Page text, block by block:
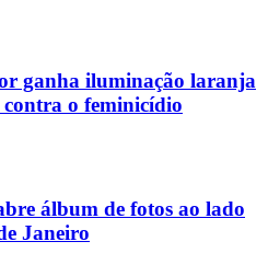
ganha iluminação laranja
contra o feminicídio
álbum de fotos ao lado
Janeiro